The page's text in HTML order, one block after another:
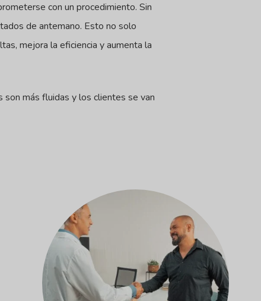
con un procedimiento. Sin
de antemano. Esto no solo
mejora la eficiencia y aumenta la
más fluidas y los clientes se van